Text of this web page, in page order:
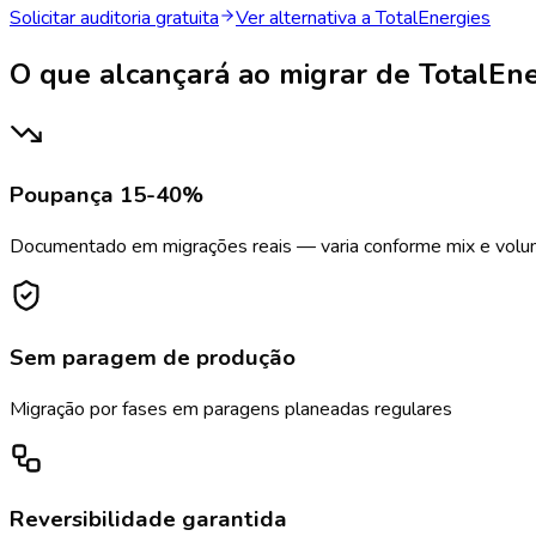
Solicitar auditoria gratuita
Ver alternativa a TotalEnergies
O que alcançará ao migrar de
Poupança 15-40%
Documentado em migrações reais — varia conforme mix e
Sem paragem de produção
Migração por fases em paragens planeadas regulares
Reversibilidade garantida